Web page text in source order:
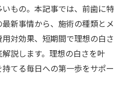
もの。本記事では、前歯に特
新事情から、施術の種類とメ
対効果、短期間で理想の白さ
説します。理想の白さを叶
てる毎日への第一歩をサポー